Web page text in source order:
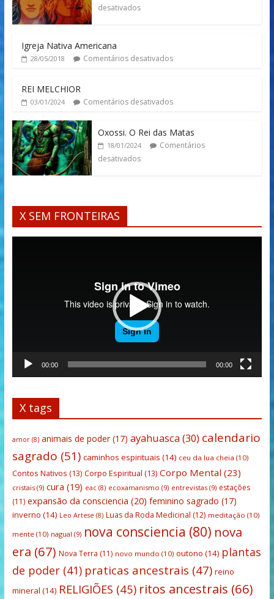
desativados
Igreja Nativa Americana
28/05/2018 Comentários desativados
REI MELCHIOR
03/01/2024 Comentários desativados
Oxossi. O Rei das Matas
18/01/2024
Comentários
desativados
X SEM FRONTEIRAS
00:00 00:00
X tags
amor(8) animais de poder(17) ayahuasca(30) calendario
sagrado (51) caminhos espirituais (14) ceu da lua cheia (10)
Contos Nativos (13) Corpo Espiritual (13) Corpo Mental (23)
cristais(9) cura (19) eac(8) ecoxamanismo (9) entrevistas(9) estações
(11) expansão da consciencia (20) feminino sagrado (17)
inverno (14) Leo Artese (8) Luas da Roda Medicinal (12) meditação (10)
mente(10) nagual (9) nova consciencia (80) nova
era (67) Nova Terra (11) novo mundo (10) outono (14) plantas
de poder(41) praticas ancestrais (47) reino
mineral (14) RELIGIÕES (45) ritos ancestrais (66)